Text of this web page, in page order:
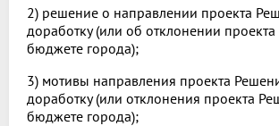
2) решение о направлении проекта
доработку (или об отклонении
бюджете города);
3) мотивы направления проекта
доработку (или отклонения проекта
бюджете города);